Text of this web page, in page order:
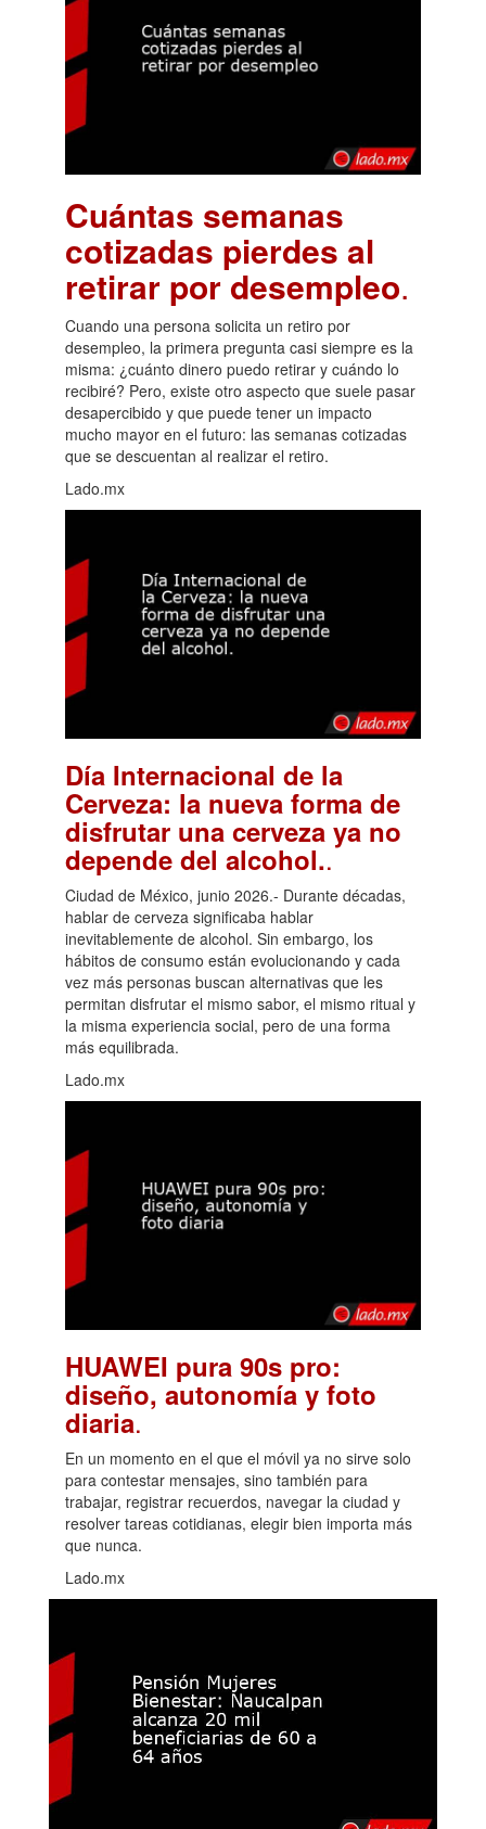
Cuántas semanas
cotizadas pierdes al
retirar por desempleo.
Cuando una persona solicita un retiro por
desempleo, la primera pregunta casi siempre es la
misma: ¿cuánto dinero puedo retirar y cuándo lo
recibiré? Pero, existe otro aspecto que suele pasar
desapercibido y que puede tener un impacto
mucho mayor en el futuro: las semanas cotizadas
que se descuentan al realizar el retiro.
Lado.mx
Día Internacional de la
Cerveza: la nueva forma de
disfrutar una cerveza ya no
depende del alcohol..
Ciudad de México, junio 2026.- Durante décadas,
hablar de cerveza significaba hablar
inevitablemente de alcohol. Sin embargo, los
hábitos de consumo están evolucionando y cada
vez más personas buscan alternativas que les
permitan disfrutar el mismo sabor, el mismo ritual y
la misma experiencia social, pero de una forma
más equilibrada.
Lado.mx
HUAWEI pura 90s pro:
diseño, autonomía y foto
diaria.
En un momento en el que el móvil ya no sirve solo
para contestar mensajes, sino también para
trabajar, registrar recuerdos, navegar la ciudad y
resolver tareas cotidianas, elegir bien importa más
que nunca.
Lado.mx